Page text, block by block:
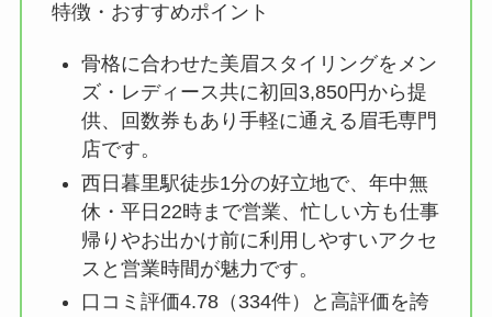
特徴・おすすめポイント
骨格に合わせた美眉スタイリングをメン
ズ・レディース共に初回3,850円から提
供、回数券もあり手軽に通える眉毛専門
店です。
西日暮里駅徒歩1分の好立地で、年中無
休・平日22時まで営業、忙しい方も仕事
帰りやお出かけ前に利用しやすいアクセ
スと営業時間が魅力です。
口コミ評価4.78（334件）と高評価を誇